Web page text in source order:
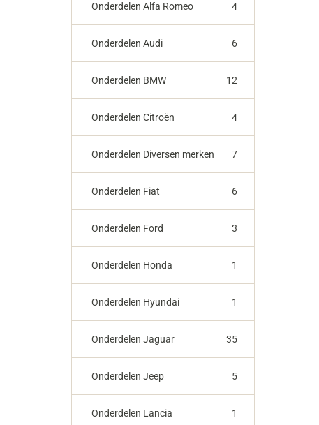
Onderdelen Alfa Romeo 4
Onderdelen Audi 6
Onderdelen BMW 12
Onderdelen Citroën 4
Onderdelen Diversen merken 7
Onderdelen Fiat 6
Onderdelen Ford 3
Onderdelen Honda 1
Onderdelen Hyundai 1
Onderdelen Jaguar 35
Onderdelen Jeep 5
Onderdelen Lancia 1